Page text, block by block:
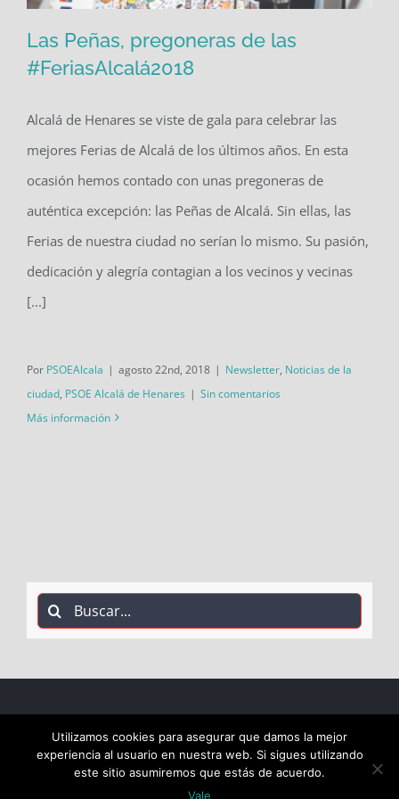
Las Peñas, pregoneras de las
#FeriasAlcalá2018
Las Peñas, pregoneras de las
#FeriasAlcalá2018
Alcalá de Henares se viste de gala para celebrar las
mejores Ferias de Alcalá de los últimos años. En esta
ocasión hemos contado con unas pregoneras de
auténtica excepción: las Peñas de Alcalá. Sin ellas, las
Ferias de nuestra ciudad no serían lo mismo. Su pasión,
dedicación y alegría contagian a los vecinos y vecinas
[...]
Por PSOEAlcala | agosto 22nd, 2018 | Newsletter, Noticias de la
ciudad, PSOE Alcalá de Henares | Sin comentarios
Más información
Buscar:
COPYRIGHT 2018 Socialistas de Alcalá PSOE ALCALÁ |
ALL RIGHTS RESERVED |
Utilizamos cookies para asegurar que damos la mejor
experiencia al usuario en nuestra web. Si sigues utilizando
este sitio asumiremos que estás de acuerdo.
Vale